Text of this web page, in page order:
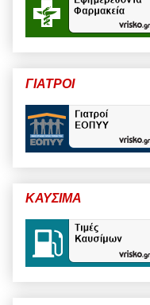
ΓΙΑΤΡΟΙ
ΚΑΥΣΙΜΑ